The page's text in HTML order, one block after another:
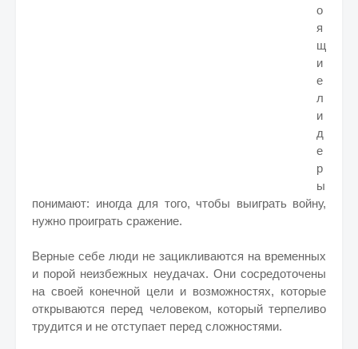
о
я
щ
и
е
л
и
д
е
р
ы
понимают: иногда для того, чтобы выиграть войну,
нужно проиграть сражение.
Верные себе люди не зацикливаются на временных
и порой неизбежных неудачах. Они сосредоточены
на своей конечной цели и возможностях, которые
открываются перед человеком, который терпеливо
трудится и не отступает перед сложностями.